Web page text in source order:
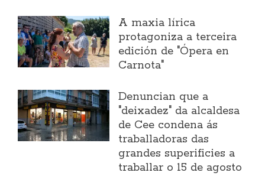
A maxia lírica
protagoniza a terceira
edición de "Ópera en
Carnota"
Denuncian que a
"deixadez" da alcaldesa
de Cee condena ás
traballadoras das
grandes superificies a
traballar o 15 de agosto